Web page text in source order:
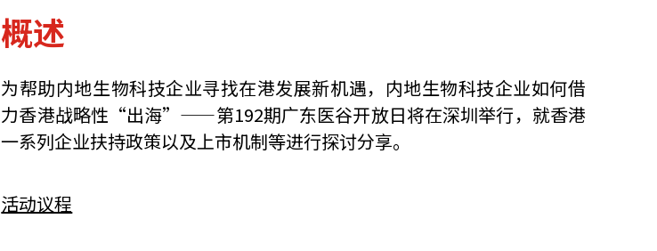
概述
为帮助内地生物科技企业寻找在港发展新机遇，内地生物科技企业如何借
力香港战略性“出海”——第192期广东医谷开放日将在深圳举行，就香港
一系列企业扶持政策以及上市机制等进行探讨分享。
活动议程